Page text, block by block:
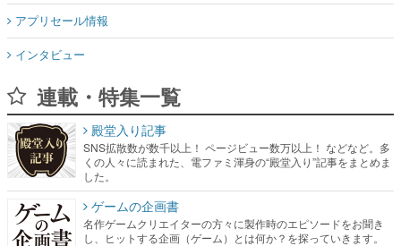
アプリセール情報
インタビュー
連載・特集一覧
殿堂入り記事
SNS拡散数が数千以上！ ページビュー数万以上！ などなど。多
くの人々に読まれた、電ファミ渾身の“殿堂入り”記事をまとめま
した。
ゲームの企画書
名作ゲームクリエイターの方々に製作時のエピソードをお聞き
し、ヒットする企画（ゲーム）とは何か？を探っていきます。